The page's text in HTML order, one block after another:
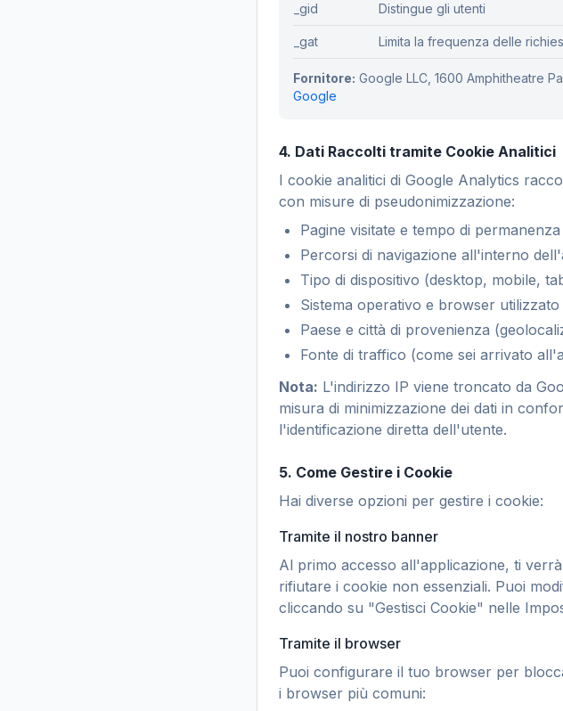
_gid Distingue gli utenti
_gat Limita la frequenza delle
Fornitore: Google LLC, 1600 Amphitheatre
Google
4. Dati Raccolti tramite Cookie Analitici
I cookie analitici di Google Analytics
con misure di pseudonimizzazione:
Pagine visitate e tempo di permanenza
Percorsi di navigazione all'interno
Tipo di dispositivo (desktop, mobile,
Sistema operativo e browser utilizzato
Paese e città di provenienza
Fonte di traffico (come sei arrivato
Nota: L'indirizzo IP viene troncato da
misura di minimizzazione dei dati in
l'identificazione diretta dell'utente.
5. Come Gestire i Cookie
Hai diverse opzioni per gestire i cookie:
Tramite il nostro banner
Al primo accesso all'applicazione, ti
rifiutare i cookie non essenziali. Puoi
cliccando su "Gestisci Cookie" nelle
Tramite il browser
Puoi configurare il tuo browser per
i browser più comuni: